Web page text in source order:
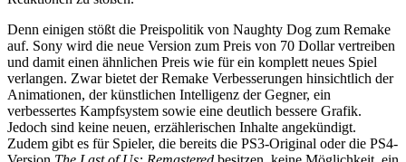
Denn einigen stößt die Preispolitik von Naughty Dog zum Remake
auf. Sony wird die neue Version zum Preis von 70 Dollar vertreiben
und damit einen ähnlichen Preis wie für ein komplett neues Spiel
verlangen. Zwar bietet der Remake Verbesserungen hinsichtlich der
Animationen, der künstlichen Intelligenz der Gegner, ein
verbessertes Kampfsystem sowie eine deutlich bessere Grafik.
Jedoch sind keine neuen, erzählerischen Inhalte angekündigt.
Zudem gibt es für Spieler, die bereits die PS3-Original oder die PS4-